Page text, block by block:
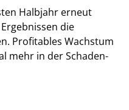
Halbjahr erneut
die
Profitables Wachstum
mehr in der Schaden-